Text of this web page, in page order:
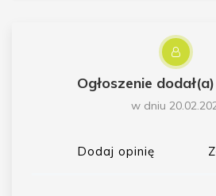
Ogłoszenie dodał(a)
w dniu
Dodaj opinię